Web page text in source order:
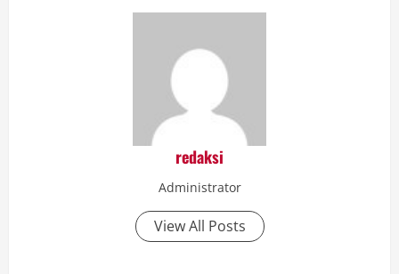
redaksi
Administrator
View All Posts